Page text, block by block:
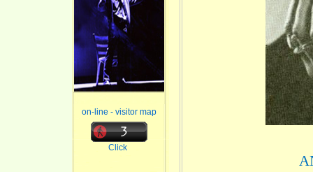
on-line - visitor map
Click